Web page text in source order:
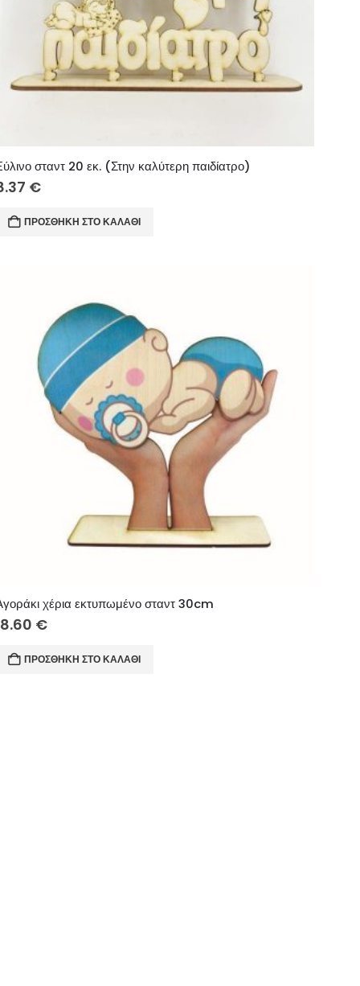
σταντ 20 εκ. (Στην καλύτερη παιδίατρο)
€
ΠΡΟΣΘΉΚΗ ΣΤΟ ΚΑΛΆΘΙ
χέρια εκτυπωμένο σταντ 30cm
€
ΠΡΟΣΘΉΚΗ ΣΤΟ ΚΑΛΆΘΙ